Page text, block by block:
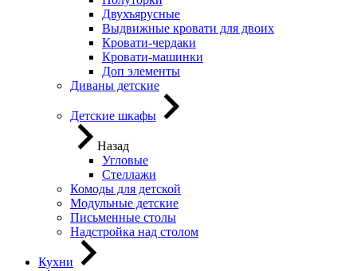
Двухъярусные
Выдвижные кровати для двоих
Кровати-чердаки
Кровати-машинки
Доп элементы
Диваны детские
Детские шкафы
Назад
Угловые
Стеллажи
Комоды для детской
Модульные детские
Письменные столы
Надстройка над столом
Кухни